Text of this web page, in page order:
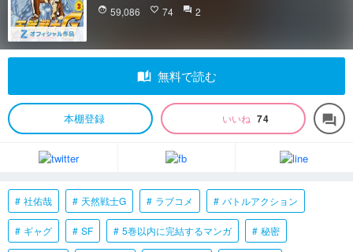
face 59,086 favorite_border 74 question_answer 2
auto_stories 無料で読む
本棚登録 いいね 74 forum
社佑哉 天然戦士G ラブコメ バトルアクション
ギャグ SF 5巻以内に完結するマンガ 秘密